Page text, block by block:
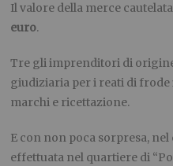
Il valore della merce
euro.
Tre gli imprenditori di
giudiziaria per i reati di
marchi e ricettazione.
E con non poca sorpresa,
effettuata nel quartiere di